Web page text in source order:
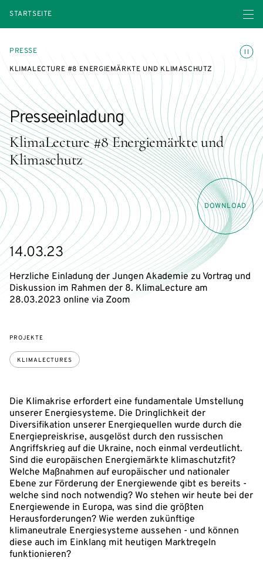
STARTSEITE Menü
PRESSE
KLIMALECTURE #8 ENERGIEMÄRKTE UND KLIMASCHUTZ
KlimaLecture #8 Energiemärkte und
Klimaschutz
Presseeinladung
DOWNLOAD
14.03.23
Herzliche Einladung der Jungen Akademie zu Vortrag und
Diskussion im Rahmen der 8. KlimaLecture am
28.03.2023 online via Zoom
PROJEKTE
KLIMALECTURES
Die Klimakrise erfordert eine fundamentale Umstellung
unserer Energiesysteme. Die Dringlichkeit der
Diversifikation unserer Energiequellen wurde durch die
Energiepreiskrise, ausgelöst durch den russischen
Angriffskrieg auf die Ukraine, noch einmal verdeutlicht.
Sind die europäischen Energiemärkte klimaschutzfit?
Welche Maßnahmen auf europäischer und nationaler
Ebene zur Förderung der Energiewende gibt es bereits -
welche sind noch notwendig? Wo stehen wir heute bei der
Energiewende in Europa, was sind die größten
Herausforderungen? Wie werden zukünftige
klimaneutrale Energiesysteme aussehen - und können
diese auch im Einklang mit heutigen Marktregeln
funktionieren?